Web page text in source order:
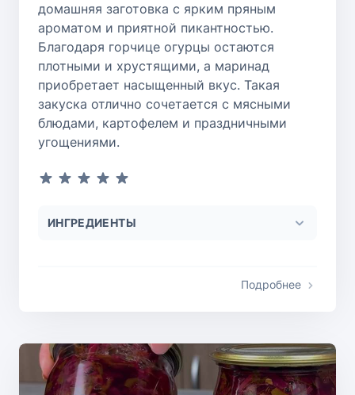
домашняя заготовка с ярким пряным
ароматом и приятной пикантностью.
Благодаря горчице огурцы остаются
плотными и хрустящими, а маринад
приобретает насыщенный вкус. Такая
закуска отлично сочетается с мясными
блюдами, картофелем и праздничными
угощениями.
ИНГРЕДИЕНТЫ
Подробнее